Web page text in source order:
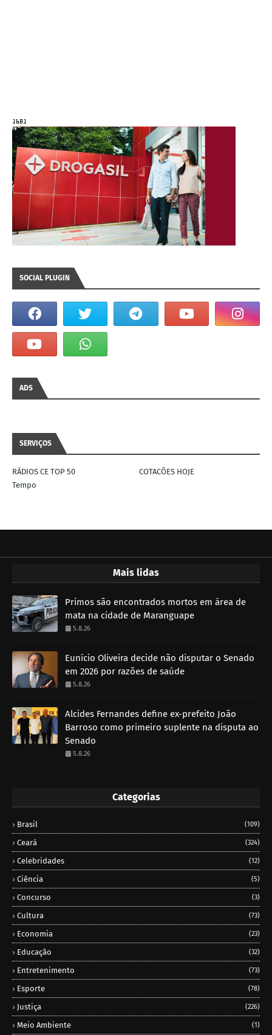
SOCIAL PLUGIN
ADS
SERVIÇOS
RÁDIOS CE TOP 50
COTACÕES HOJE
Tempo
Mais lidas
Primos são encontrados mortos em área de
mata na cidade de Maranguape
5.8.26
Eunício Oliveira decide não disputar o Senado
em 2026 por razões de saúde
5.8.26
Alcides Fernandes define ex-prefeito João
Barroso como primeiro suplente na disputa ao
Senado
5.8.26
Categorias
Brasil (109)
Ceará (324)
Celebridades (12)
Ciência (5)
Concurso (3)
Cultura (73)
Economia (23)
Educação (32)
Entretenimento (73)
Esporte (78)
Justiça (226)
Meio Ambiente (1)